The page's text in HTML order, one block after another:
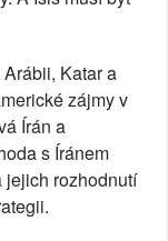
Katar a
zájmy v
Írán a
s Íránem
jejich rozhodnutí